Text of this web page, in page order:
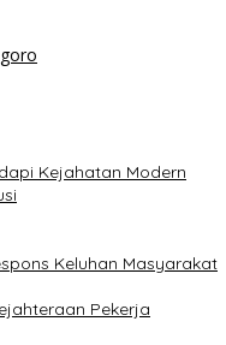
Kejahatan Modern
Keluhan Masyarakat
Pekerja